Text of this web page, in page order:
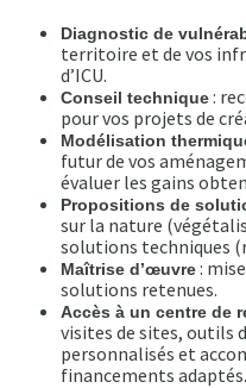
Diagnostic de
territoire et de vos
d’ICU.
Conseil technique:
pour vos projets de
Modélisation
futur de vos
évaluer les gains
Propositions de
sur la nature
solutions techniques
Maîtrise d’œuvre:
solutions retenues.
Accès à un centre de
visites de sites, outils
personnalisés et
financements adaptés.